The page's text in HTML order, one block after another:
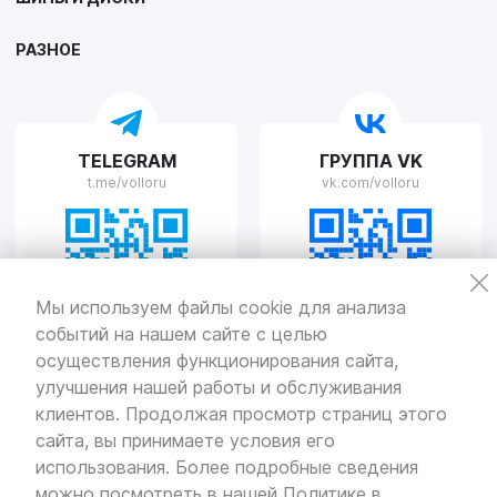
Мы используем файлы cookie для анализа
событий на нашем сайте с целью
осуществления функционирования сайта,
улучшения нашей работы и обслуживания
клиентов. Продолжая просмотр страниц этого
сайта, вы принимаете условия его
использования. Более подробные сведения
г. Липецк, улица Осипенко, д.8
VOLLO Рязань
г. Рязань, улица Островского, д.109/2
Пн-Пт с 9:00 до 20:00, Сб-Вс выходной
VOLLO Тверь
г. Тверь, проспект Николая Корыткова, 17А
Пн-Пт с 9:00 до 19:00 Сб-Вс с 10:00 до 19:00
РАЗНОЕ
TELEGRAM
t.me/volloru
ГРУППА VK
vk.com/volloru
© Все права защищены. Информация сайта защищена законом
Политикаконфиденциальности
Разработкаи продвижение — «SeoOlimp»